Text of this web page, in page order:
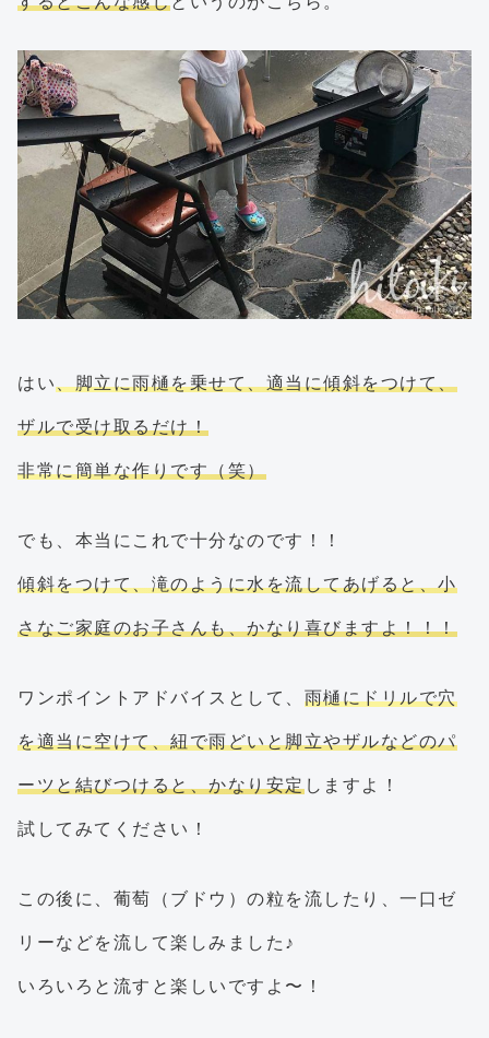
はい、脚立に雨樋を乗せて、適当に傾斜をつけて、
ザルで受け取るだけ！
非常に簡単な作りです（笑）
でも、本当にこれで十分なのです！！
傾斜をつけて、滝のように水を流してあげると、小
さなご家庭のお子さんも、かなり喜びますよ！！！
ワンポイントアドバイスとして、 雨樋にドリルで穴
を適当に空けて、紐で雨どいと脚立やザルなどのパ
ーツと結びつけると、かなり安定しますよ！
試してみてください！
この後に、葡萄（ブドウ）の粒を流したり、一口ゼ
リーなどを流して楽しみました♪
いろいろと流すと楽しいですよ〜！